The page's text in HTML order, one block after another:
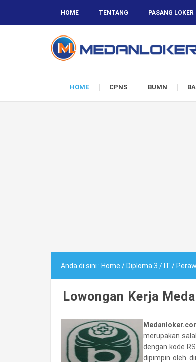
HOME TENTANG PASANG LOKER
HOME CPNS BUMN
Anda di sini : Home / Diploma 3 / IT /
Lowongan Kerja
merupakan
dengan kode
dipimpin oleh